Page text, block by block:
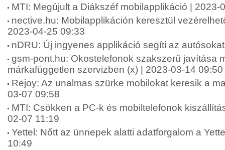
MTI: Megújult a Diákszéf mobilapplikáció | 2023-
nective.hu: Mobilapplikáción keresztül
2023-04-25 09:33
nDRU: Új ingyenes applikáció segíti az
gsm-pont.hu: Okostelefonok szakszerű javítása
márkafüggetlen szervizben (x) | 2023-03-14 09:50
Rejoy: Az unalmas szürke mobilokat keresik a
03-07 09:58
MTI: Csökken a PC-k és mobiltelefonok
02-07 11:19
Yettel: Nőtt az ünnepek alatti adatforgalom a
10:49